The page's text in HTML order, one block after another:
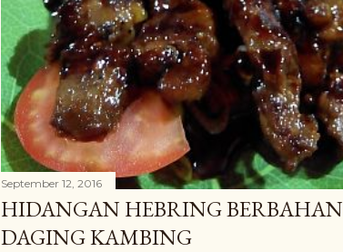
n
September 12, 2016
HIDANGAN HEBRING BERBAHAN
DAGING KAMBING